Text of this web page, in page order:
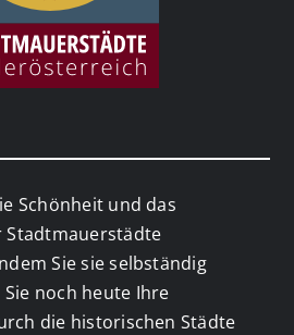
Schönheit und das
Stadtmauerstädte
Sie sie selbständig
noch heute Ihre
die historischen Städte